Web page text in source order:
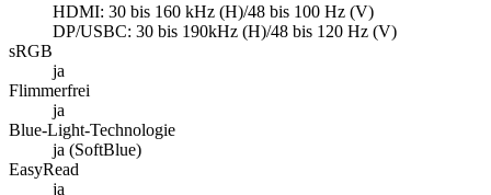
HDMI: 30 bis 160 kHz (H)/48 bis 100 Hz (V)
DP/USBC: 30 bis 190kHz (H)/48 bis 120 Hz (V)
sRGB
ja
Flimmerfrei
ja
Blue-Light-Technologie
ja (SoftBlue)
EasyRead
ja